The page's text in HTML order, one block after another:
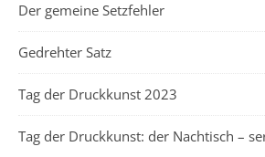
Der gemeine Setzfehler
Gedrehter Satz
Tag der Druckkunst 2023
Tag der Druckkunst: der Nachtisch –